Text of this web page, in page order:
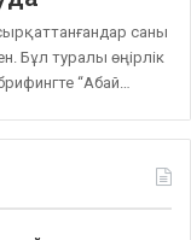
саны
Бұл туралы өңірлік
“Абай…